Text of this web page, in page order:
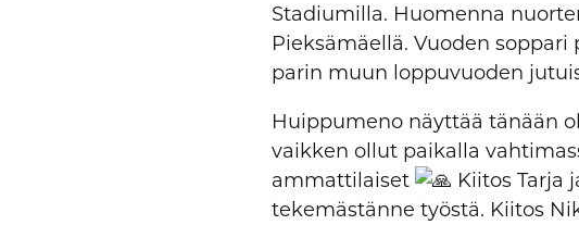
Stadiumilla. Huomenna
Pieksämäellä. Vuoden
parin muun loppuvuoden
Huippumeno näyttää tänään
vaikken ollut paikalla
ammattilaiset
Kiitos Tarja
tekemästänne työstä. Kiitos